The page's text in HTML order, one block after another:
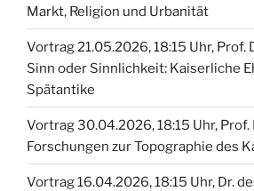
Markt, Religion und Urbanität
Vortrag 21.05.2026, 18:15 Uhr, Prof.
Sinn oder Sinnlichkeit: Kaiserliche
Spätantike
Vortrag 30.04.2026, 18:15 Uhr, Prof.
Forschungen zur Topographie des
Vortrag 16.04.2026, 18:15 Uhr, Dr.